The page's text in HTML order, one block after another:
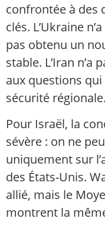
confrontée à des
clés. L’Ukraine
pas obtenu un
stable. L’Iran n’a
aux questions
sécurité régionale.
Pour Israël, la
sévère : on ne
uniquement sur
des États-Unis.
allié, mais le
montrent la